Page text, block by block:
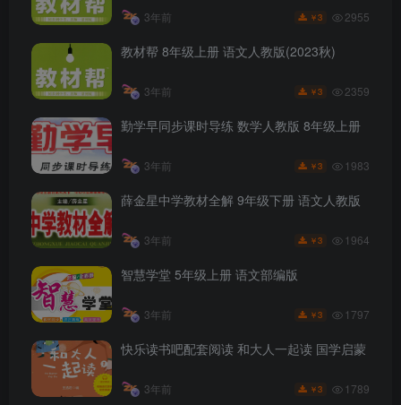
3年前 ￥3 2955
教材帮 8年级上册 语文人教版(2023秋)
3年前 ￥3 2359
勤学早同步课时导练 数学人教版 8年级上册
3年前 ￥3 1983
薛金星中学教材全解 9年级下册 语文人教版
3年前 ￥3 1964
智慧学堂 5年级上册 语文部编版
3年前 ￥3 1797
快乐读书吧配套阅读 和大人一起读 国学启蒙
3年前 ￥3 1789